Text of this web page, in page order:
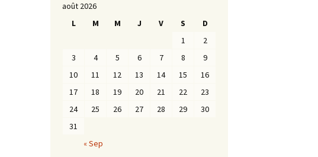
août 2026
L
M M J V S
D
1
2
3
4 5 6 7 8
9
10
11 12 13 14 15
16
17
18 19 20 21 22
23
24
25 26 27 28 29
30
31
« Sep